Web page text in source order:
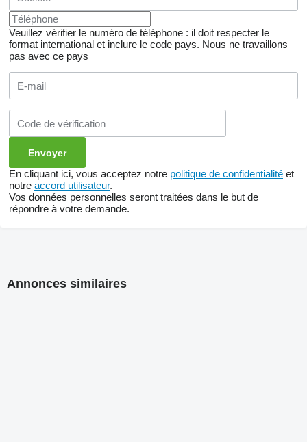
Veuillez vérifier le numéro de téléphone : il doit respecter le
format international et inclure le code pays. Nous ne travaillons
pas avec ce pays
En cliquant ici, vous acceptez notre politique de confidentialité et
notre accord utilisateur.
Vos données personnelles seront traitées dans le but de
répondre à votre demande.
Annonces similaires